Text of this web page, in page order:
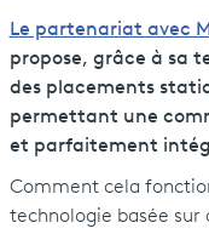
Le partenariat avec
propose, grâce à sa
des placements
permettant une
et parfaitement
Comment cela
technologie basée sur